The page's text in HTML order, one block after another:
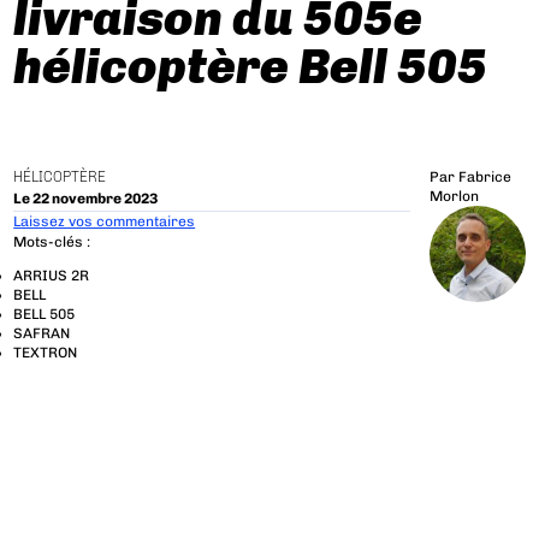
livraison du 505e
hélicoptère Bell 505
HÉLICOPTÈRE
Le 22 novembre 2023
Par Fabrice
Morlon
Laissez vos commentaires
Mots-clés :
ARRIUS 2R
BELL
BELL 505
SAFRAN
TEXTRON